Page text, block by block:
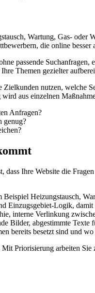
Wartung, Gas-
die online besser
passende
Themen gezielter
nutzen, welche
aus einzelnen
Anfragen?
genug?
dass Ihre Website die
Heizungstausch,
Einzugsgebiet-Logik, damit
interne Verlinkung
Bilder, abgestimmte Texte
bereits besetzt sind und
Priorisierung arbeiten